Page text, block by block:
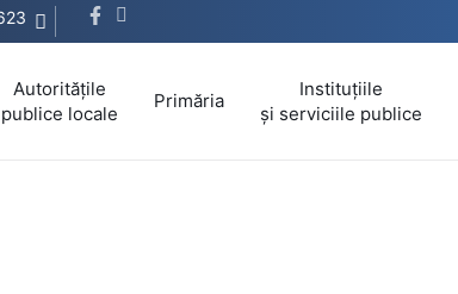
Autoritățile
publice locale
Primăria
Instituțiile
și serviciile publice